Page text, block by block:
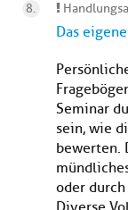
Das
Seminar
sein, wie
bewerten.
oder